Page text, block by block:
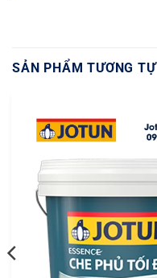
SẢN PHẨM TƯƠNG TỰ